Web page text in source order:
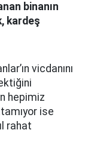
binanın
kardeş
vicdanını
hepimiz
ise
rahat